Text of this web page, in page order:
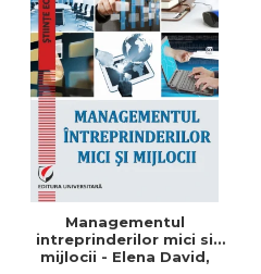
Managementul
intreprinderilor mici si
mijlocii - Elena David,